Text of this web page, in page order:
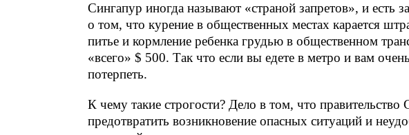
Сингапур иногда называют «страной запретов», и есть
о том, что курение в общественных местах карается
питье и кормление ребенка грудью в общественном
«всего» $ 500. Так что если вы едете в метро и вам
потерпеть.
К чему такие строгости? Дело в том, что правительство
предотвратить возникновение опасных ситуаций и